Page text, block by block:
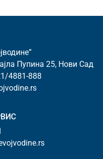
Пупина 25, Нови Сад
4881-888